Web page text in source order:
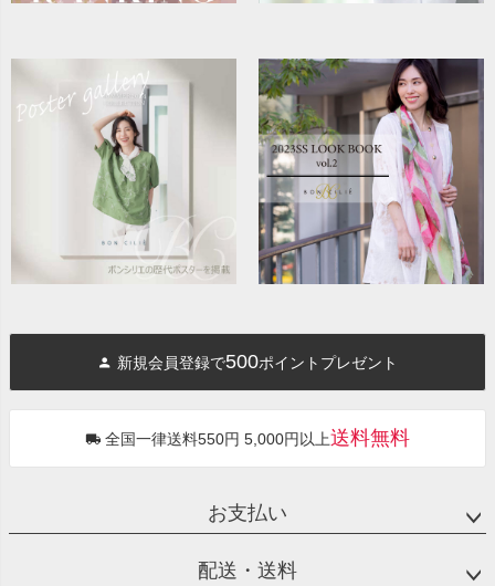
新規会員登録で500ポイントプレゼント
全国一律送料550円 5,000円以上送料無料
お支払い
配送・送料